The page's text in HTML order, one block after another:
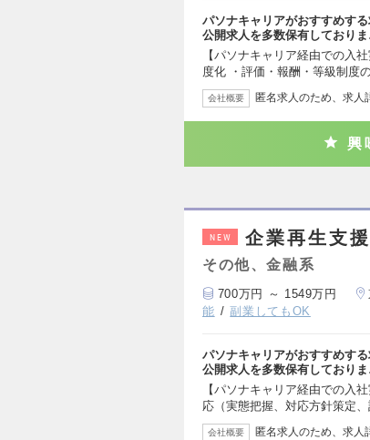
パソナキャリアがおすすめす
公開求人を多数保有しており
【パソナキャリア経由での入
度化 ・評価・報酬・等級制度
会社概要 匿名求人のため、求人
興
NEW 企業再生支
その他、金融系
700万円 ～ 1549万円
能
副業してもOK
パソナキャリアがおすすめす
公開求人を多数保有しており
【パソナキャリア経由での入
応（実態把握、対応方針策定
会社概要 匿名求人のため、求人